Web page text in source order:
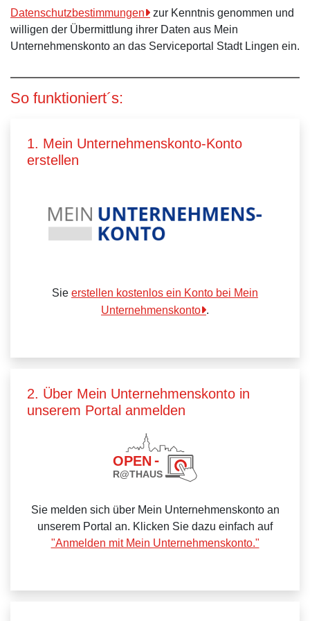
Datenschutzbestimmungen
zur Kenntnis genommen und
willigen der Übermittlung ihrer Daten aus Mein
Unternehmenskonto an das Serviceportal Stadt Lingen ein.
So funktioniert´s:
1. Mein Unternehmenskonto-Konto
erstellen
Sie erstellen kostenlos ein Konto bei Mein
Unternehmenskonto .
2. Über Mein Unternehmenskonto in
unserem Portal anmelden
Sie melden sich über Mein Unternehmenskonto an
unserem Portal an. Klicken Sie dazu einfach auf
"Anmelden mit Mein Unternehmenskonto."